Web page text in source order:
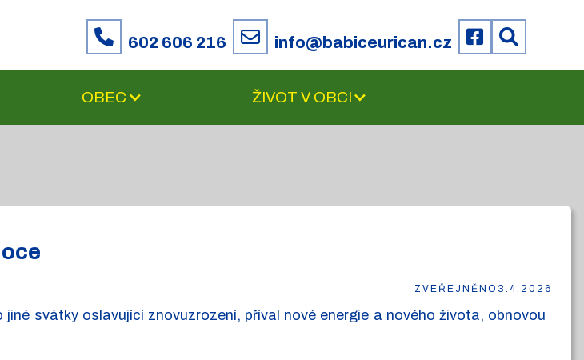
602 606 216 info@babiceurican.cz
OBEC ŽIVOT V OBCI
ZVEŘEJNĚNO 3.4.2026
jiné svátky oslavující znovuzrození, příval nové energie a nového života, obnovou